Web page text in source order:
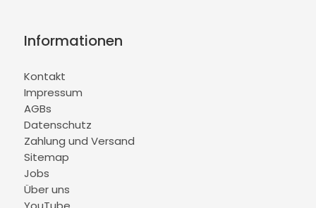
Informationen
Kontakt
Impressum
AGBs
Datenschutz
Zahlung und Versand
Sitemap
Jobs
Über uns